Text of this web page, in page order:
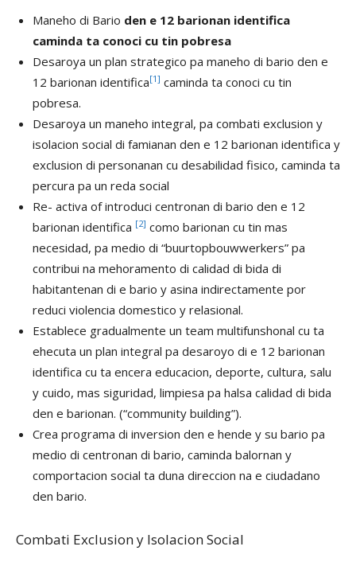
Maneho di Bario den e 12 barionan identifica
caminda ta conoci cu tin pobresa
Desaroya un plan strategico pa maneho di bario den e
12 barionan identifica[1] caminda ta conoci cu tin
pobresa.
Desaroya un maneho integral, pa combati exclusion y
isolacion social di famianan den e 12 barionan identifica y
exclusion di personanan cu desabilidad fisico, caminda ta
percura pa un reda social
Re- activa of introduci centronan di bario den e 12
barionan identifica [2] como barionan cu tin mas
necesidad, pa medio di “buurtopbouwwerkers” pa
contribui na mehoramento di calidad di bida di
habitantenan di e bario y asina indirectamente por
reduci violencia domestico y relasional.
Establece gradualmente un team multifunshonal cu ta
ehecuta un plan integral pa desaroyo di e 12 barionan
identifica cu ta encera educacion, deporte, cultura, salu
y cuido, mas siguridad, limpiesa pa halsa calidad di bida
den e barionan. (“community building”).
Crea programa di inversion den e hende y su bario pa
medio di centronan di bario, caminda balornan y
comportacion social ta duna direccion na e ciudadano
den bario.
Combati Exclusion y Isolacion Social